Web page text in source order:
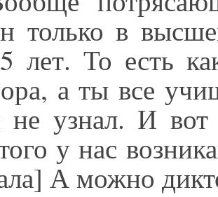
только в
лет. То есть
а ты все
не узнал. И вот
у нас
А можно